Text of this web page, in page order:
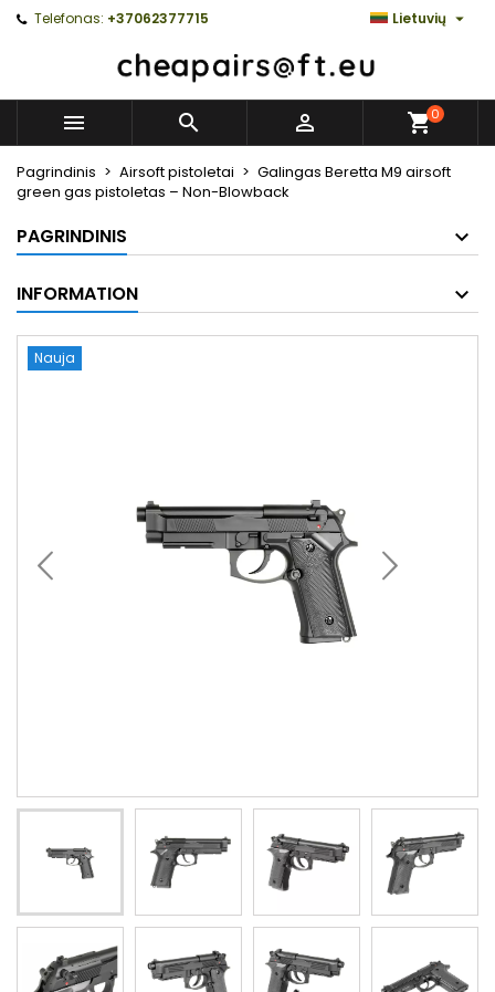
Telefonas: +37062377715 Lietuvių 
   0
Pagrindinis Airsoft pistoletai
Galingas Beretta M9 airsoft
green gas pistoletas – Non-Blowback
PAGRINDINIS
INFORMATION
Nauja